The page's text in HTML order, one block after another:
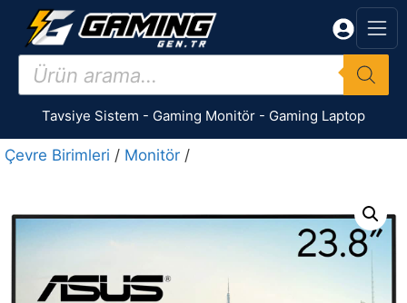
İçeriğe
Products
search
Tavsiye Sistem - Gaming Monitör - Gaming Laptop
Çevre Birimleri / Monitör /